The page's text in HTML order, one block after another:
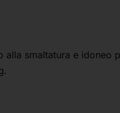
smaltatura e idoneo